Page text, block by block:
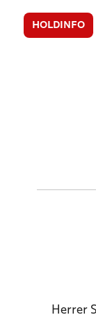
HOLDINFO
Herrer